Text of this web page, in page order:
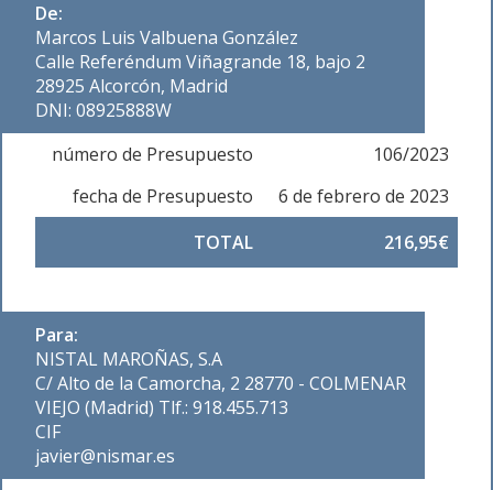
De:
Marcos Luis Valbuena González
Calle Referéndum Viñagrande 18, bajo 2
28925 Alcorcón, Madrid
DNI: 08925888W
número de Presupuesto
106/2023
fecha de Presupuesto
6 de febrero de 2023
TOTAL
216,95€
Para:
NISTAL MAROÑAS, S.A
C/ Alto de la Camorcha, 2 28770 - COLMENAR
VIEJO (Madrid) Tlf.: 918.455.713
CIF
javier@nismar.es